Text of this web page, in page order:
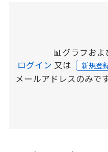
📊グラフお
ログイン 又は 新規登
メールアドレスのみで